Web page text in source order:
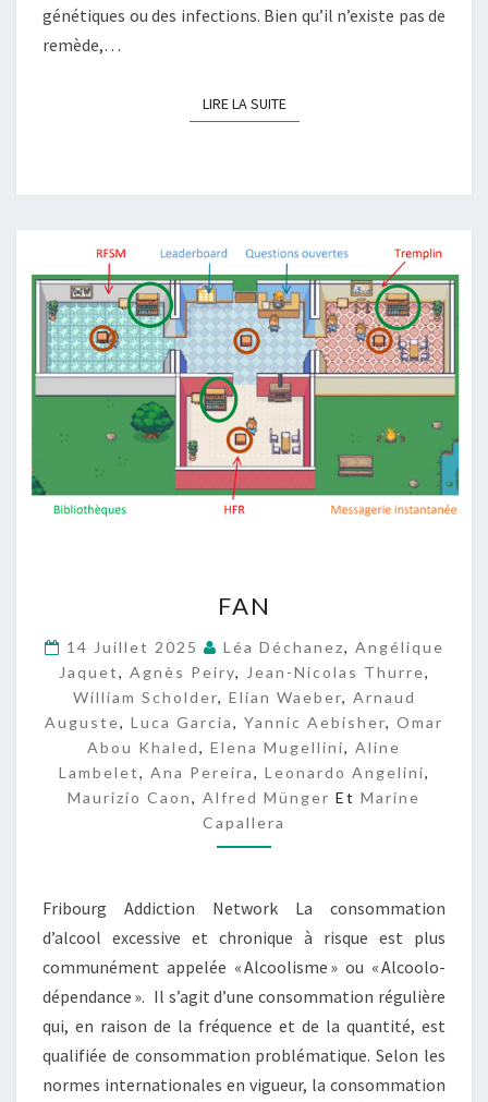
génétiques ou des infections. Bien qu’il n’existe pas de
remède,…
LIRE LA SUITELIRE LA SUITE
A
FAN
14 Juillet 2025 Léa Déchanez, Angélique
Jaquet, Agnès Peiry, Jean-Nicolas Thurre,
William Scholder, Elian Waeber, Arnaud
Auguste, Luca Garcia, Yannic Aebisher, Omar
Abou Khaled, Elena Mugellini, Aline
Lambelet, Ana Pereira, Leonardo Angelini,
Maurizio Caon, Alfred Münger Et Marine
Capallera
Fribourg Addiction Network La consommation
d’alcool excessive et chronique à risque est plus
communément appelée « Alcoolisme » ou « Alcoolo-
dépendance ». Il s’agit d’une consommation régulière
qui, en raison de la fréquence et de la quantité, est
qualifiée de consommation problématique. Selon les
normes internationales en vigueur, la consommation